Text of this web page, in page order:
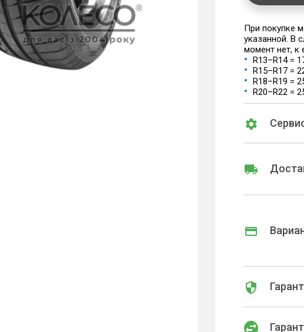
При покупке
указанной. В
момент нет, к
R13–R14 =
R15–R17 =
R18–R19 =
R20–R22 =